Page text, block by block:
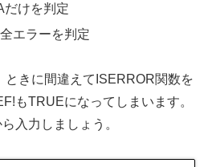
けを判定
エラーを判定
ときに間違えてISERROR関数を
もTRUEになってしまいます。
入力しましょう。